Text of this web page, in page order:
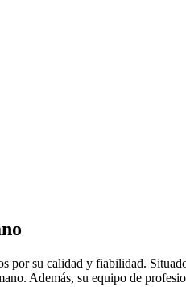
por su calidad y fiabilidad.
Además, su equipo de